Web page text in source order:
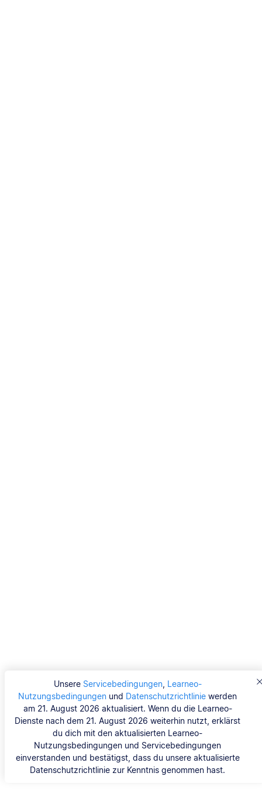
Unsere Servicebedingungen, Learneo-
Nutzungsbedingungen und Datenschutzrichtlinie werden
am 21. August 2026 aktualisiert. Wenn du die Learneo-
Dienste nach dem 21. August 2026 weiterhin nutzt, erklärst
du dich mit den aktualisierten Learneo-
Nutzungsbedingungen und Servicebedingungen
einverstanden und bestätigst, dass du unsere aktualisierte
Datenschutzrichtlinie zur Kenntnis genommen hast.